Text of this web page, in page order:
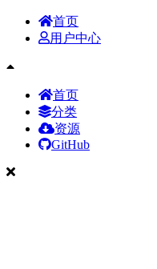
首页
用户中心
首页
分类
资源
GitHub